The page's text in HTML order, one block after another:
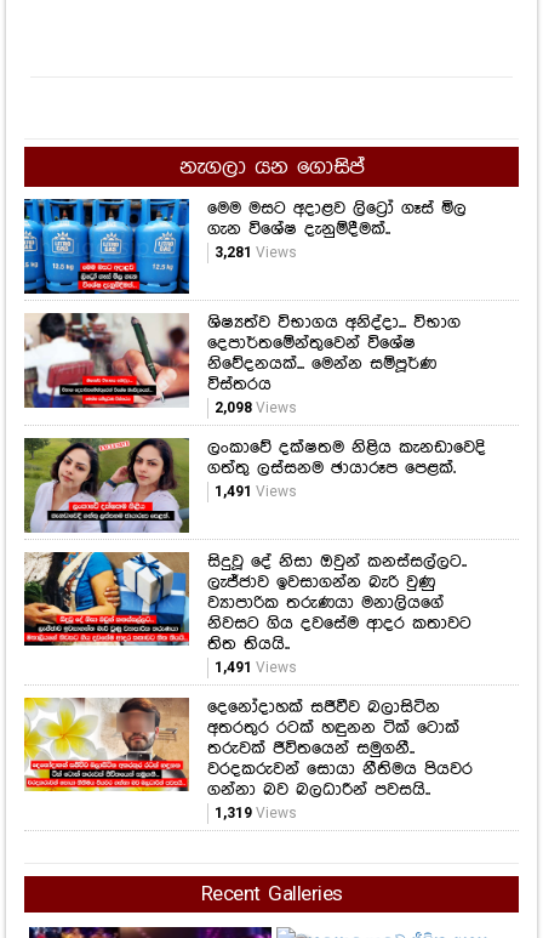
නැගලා යන ගොසිප්
මෙම මසට අදාළව ලිට්‍රෝ ගෑස් මිල
ගැන විශේෂ දැනුම්දීමක්..
3,281Views
ශිෂ්‍යත්ව විභාගය අනිද්දා... විභාග
දෙපාර්තමේන්තුවෙන් විශේෂ
නිවේදනයක්... මෙන්න සම්පූර්ණ
2,098Views
ලංකාවේ දක්ෂතම නිළිය කැනඩාවෙදි
ගත්තු ලස්සනම ඡායාරූප පෙළක්.
1,491Views
සිදුවූ දේ නිසා ඔවුන් කනස්සල්ලට..
ලැජ්ජාව ඉවසාගන්න බැරි වුණු
ව්‍යාපාරික තරුණයා මනාලියගේ
නිවසට ගිය දවසේම ආදර කතාවට
තිත තියයි..
1,491 Views
තරුවක් ජීවිතයෙන් සමුගනී..
වරදකරුවන් සොයා නීතිමය පියවර
ගන්නා බව බලධාරීන් පවසයි..